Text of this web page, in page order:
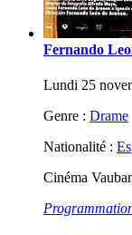
Fernando
Lundi 25
Genre : Drame
Nationalité :
Cinéma